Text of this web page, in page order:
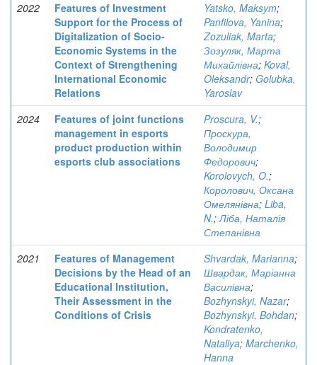
2022
Features of Investment
Support for the Process of
Digitalization of Socio-
Economic Systems in the
Context of Strengthening
International Economic
Relations
Yatsko, Maksym;
Panfilova, Yanina;
Zozuliak, Marta;
Зозуляк, Марта
Михайлівна; Koval,
Oleksandr; Golubka,
Yaroslav
2024
Features of joint functions
management in esports
product production within
esports club associations
Proscura, V.;
Проскура,
Володимир
Федорович;
Korolovych, O.;
Королович, Оксана
Омелянівна; Liba,
N.;Ліба, Наталія
Степанівна
2021
Features of Management
Decisions by the Head of an
Educational Institution,
Their Assessment in the
Conditions of Crisis
Shvardak, Marianna;
Швардак, Маріанна
Василівна;
Bozhynskyi, Nazar;
Bozhynskyi, Bohdan;
Kondratenko,
Nataliya; Marchenko,
Hanna